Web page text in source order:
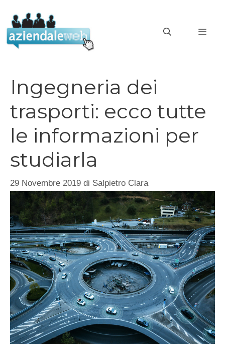
contenuto
Ingegneria dei
trasporti: ecco tutte
le informazioni per
studiarla
29 Novembre 2019 di Salpietro Clara